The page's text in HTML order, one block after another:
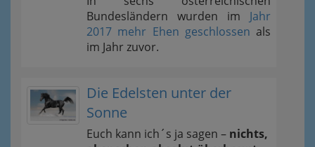
Bundesländern wurden im Jahr
2017 mehr Ehen geschlossen als
im Jahr zuvor.
Die Edelsten unter der
Sonne
Euch kann ich´s ja sagen – nichts,